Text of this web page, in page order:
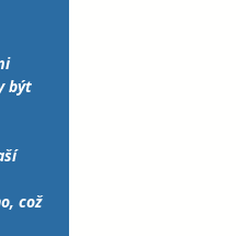
být
což